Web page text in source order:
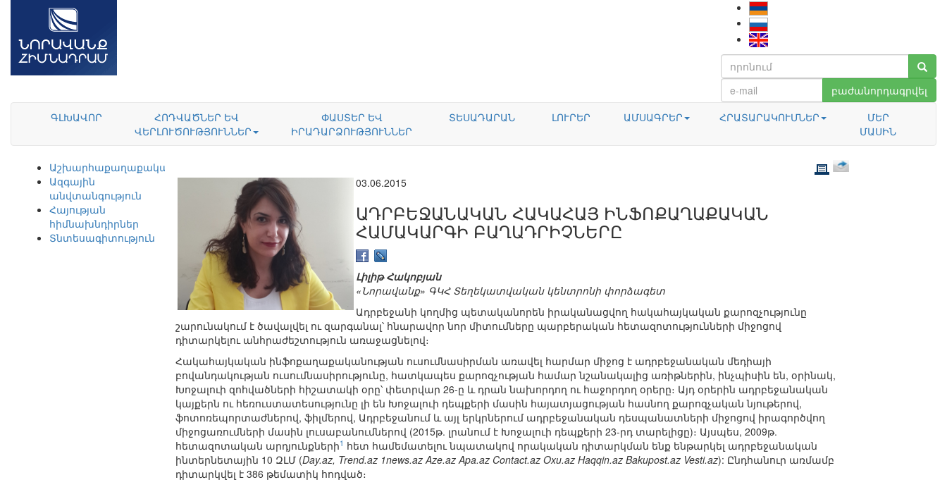
բաժանորդագրվել
ԳԼԽԱՎՈՐ
ՀՈԴՎԱԾՆԵՐ ԵՎ
ՎԵՐԼՈՒԾՈՒԹՅՈՒՆՆԵՐ
ՓԱՍՏԵՐ ԵՎ
ԻՐԱԴԱՐՁՈՒԹՅՈՒՆՆԵՐ
ՏԵՍԱԴԱՐԱՆ ԼՈՒՐԵՐ ԱՄՍԱԳՐԵՐ ՀՐԱՏԱՐԱԿՈՒՄՆԵՐ
ՄԵՐ
ՄԱՍԻՆ
Աշխարհաքաղաքականություն
Ազգային
անվտանգություն
Հայության
հիմնախնդիրներ
Տնտեսագիտություն
03.06.2015
ԱԴՐԲԵՋԱՆԱԿԱՆ ՀԱԿԱՀԱՅ ԻՆՖՈՔԱՂԱՔԱԿԱՆ
ՀԱՄԱԿԱՐԳԻ ԲԱՂԱԴՐԻՉՆԵՐԸ
Լիլիթ Հակոբյան
«Նորավանք» ԳԿՀ Տեղեկատվական կենտրոնի փորձագետ
Ադրբեջանի կողմից պետականորեն իրականացվող հակահայկական քարոզչությունը
շարունակում է ծավալվել ու զարգանալ՝ հնարավոր նոր միտումները պարբերական հետազոտությունների միջոցով
դիտարկելու անհրաժեշտություն առաջացնելով։
Հակահայկական ինֆոքաղաքականության ուսումնասիրման առավել հարմար միջոց է ադրբեջանական մեդիայի
բովանդակության ուսումնասիրությունը, հատկապես քարոզչության համար նշանակալից առիթներին, ինչպիսին են, օրինակ,
Խոջալուի զոհվածների հիշատակի օրը՝ փետրվար 26-ը և դրան նախորդող ու հաջորդող օրերը։ Այդ օրերին ադրբեջանական
կայքերն ու հեռուստատեսությունը լի են Խոջալուի դեպքերի մասին հայատյացության հասնող քարոզչական նյութերով,
ֆոտոռեպորտաժներով, ֆիլմերով, Ադրբեջանում և այլ երկրներում ադրբեջանական դեսպանատների միջոցով իրագործվող
միջոցառումների մասին լուսաբանումներով (2015թ. լրանում է Խոջալուի դեպքերի 23-րդ տարելիցը)։ Այսպես, 2009թ.
հետազոտական արդյունքների1 հետ համեմատելու նպատակով որակական դիտարկման ենք ենթարկել ադրբեջանական
ինտերնետային 10 ԶԼՄ (Day.az, Trend.az 1news.az Aze.az Apa.az Contact.az Oxu.az Haqqin.az Bakupost.az Vesti.az): Ընդհանուր առմամբ
դիտարկվել է 386 թեմատիկ հոդված։